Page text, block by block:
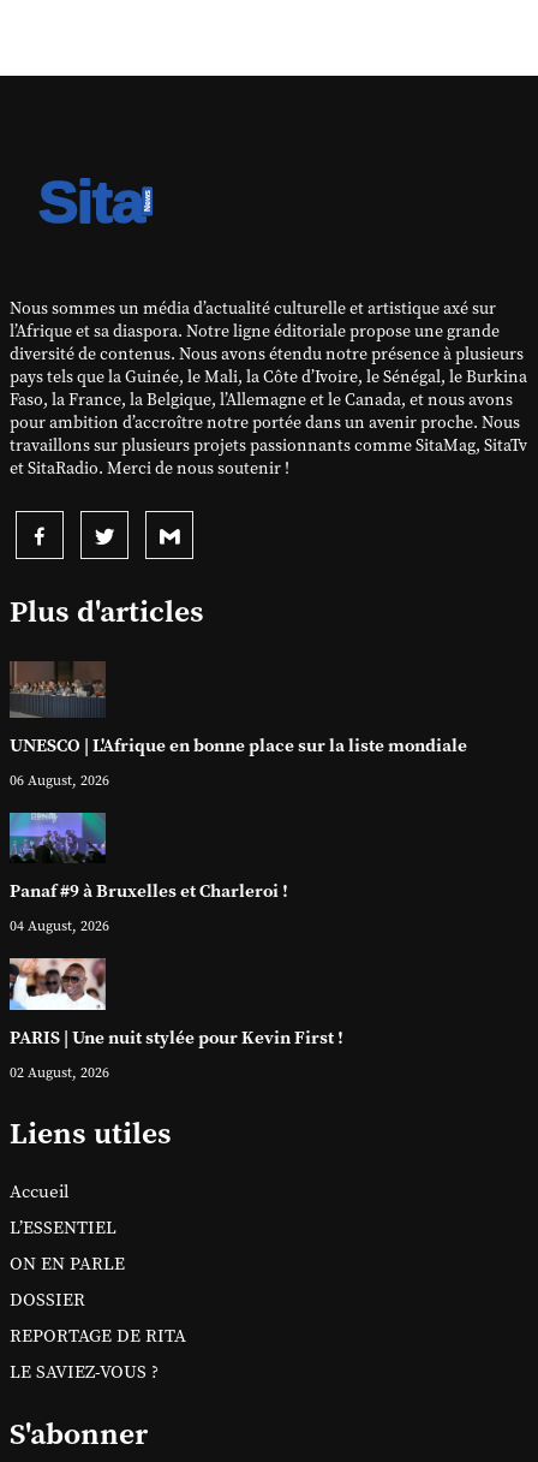
Nous sommes un média d’actualité culturelle et artistique axé sur
l’Afrique et sa diaspora. Notre ligne éditoriale propose une grande
diversité de contenus. Nous avons étendu notre présence à plusieurs
pays tels que la Guinée, le Mali, la Côte d’Ivoire, le Sénégal, le Burkina
Faso, la France, la Belgique, l’Allemagne et le Canada, et nous avons
pour ambition d’accroître notre portée dans un avenir proche. Nous
travaillons sur plusieurs projets passionnants comme SitaMag, SitaTv
et SitaRadio. Merci de nous soutenir !
Plus d'articles
UNESCO | L'Afrique en bonne place sur la liste mondiale
06 August, 2026
Panaf #9 à Bruxelles et Charleroi !
04 August, 2026
PARIS | Une nuit stylée pour Kevin First !
02 August, 2026
Liens utiles
Accueil
L’ESSENTIEL
ON EN PARLE
DOSSIER
REPORTAGE DE RITA
LE SAVIEZ-VOUS ?
S'abonner